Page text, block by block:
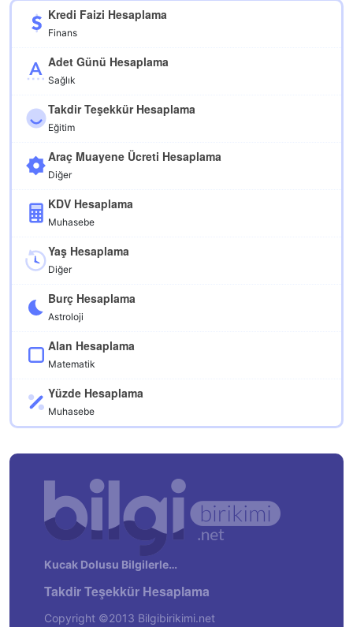
Kredi Faizi Hesaplama
Finans
Adet Günü Hesaplama
Sağlık
Takdir Teşekkür Hesaplama
Eğitim
Araç Muayene Ücreti Hesaplama
Diğer
KDV Hesaplama
Muhasebe
Yaş Hesaplama
Diğer
Burç Hesaplama
Astroloji
Alan Hesaplama
Matematik
Yüzde Hesaplama
Muhasebe
Kucak Dolusu Bilgilerle…
Takdir Teşekkür Hesaplama
Copyright ©2013 Bilgibirikimi.net